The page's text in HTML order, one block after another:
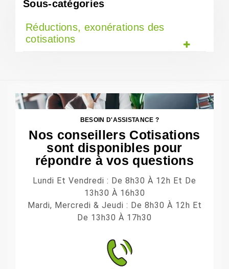
Sous-catégories
Réductions, exonérations des
cotisations
BESOIN D'ASSISTANCE ?
Nos conseillers Cotisations
sont disponibles pour
répondre à vos questions
Lundi Et Vendredi : De 8h30 À 12h Et De
13h30 À 16h30
Mardi, Mercredi & Jeudi : De 8h30 À 12h Et
De 13h30 À 17h30